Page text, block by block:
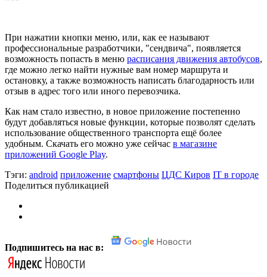
При нажатии кнопки меню, или, как ее называют
профессиональные разработчики, "сендвича", появляется
возможность попасть в меню расписания движения автобусов,
где можно легко найти нужные вам номер маршрута и
остановку, а также возможность написать благодарность или
отзыв в адрес того или иного перевозчика.
Как нам стало известно, в новое приложение постепенно
будут добавляться новые функции, которые позволят сделать
использование общественного транспорта ещё более
удобным. Скачать его можно уже сейчас в магазине
приложений Google Play.
Тэги: android приложение смартфоны ЦДС Киров IT в городе
Поделиться публикацией
Подпишитесь на нас в: